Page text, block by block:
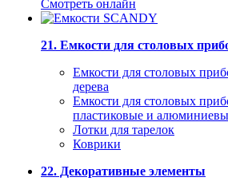
Смотреть онлайн
21. Емкости для столовых
Емкости для столовых
дерева
Емкости для столовых
пластиковые и
Лотки для тарелок
Коврики
22. Декоративные элементы